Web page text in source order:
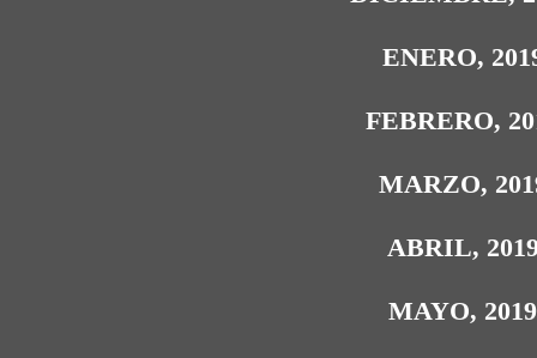
ENERO,
FEBRERO,
MARZO,
ABRIL,
MAYO, 2019